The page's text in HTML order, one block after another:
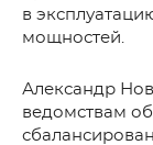
в
мощностей.
Александр
ведомствам